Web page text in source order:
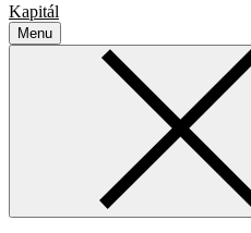
Kapitál
Menu